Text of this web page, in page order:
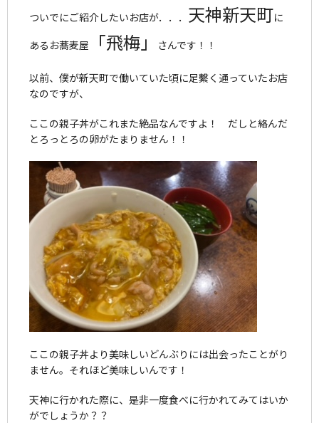
ついでにご紹介したいお店が．．． 天神新天町に
あるお蕎麦屋
「飛梅」 さんです！！
以前、僕が新天町で働いていた頃に足繫く通っていたお店
なのですが、
ここの親子丼がこれまた絶品なんですよ！ だしと絡んだ
とろっとろの卵がたまりません！！
ここの親子丼より美味しいどんぶりには出会ったことがり
ません。それほど美味しいんです！
天神に行かれた際に、是非一度食べに行かれてみてはいか
がでしょうか？？